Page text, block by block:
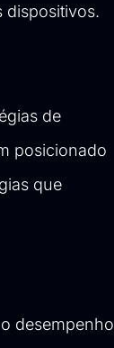
dispositivos.
de
posicionado
que
desempenho